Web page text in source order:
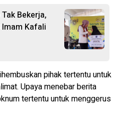
Bekerja,
Imam Kafali
pihak tertentu untuk
Upaya menebar berita
tertentu untuk menggerus